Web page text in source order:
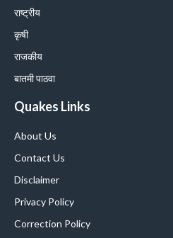
राष्ट्रीय
कृषी
राजकीय
बातमी पाठवा
Quakes Links
About Us
Contact Us
Disclaimer
Privacy Policy
Correction Policy